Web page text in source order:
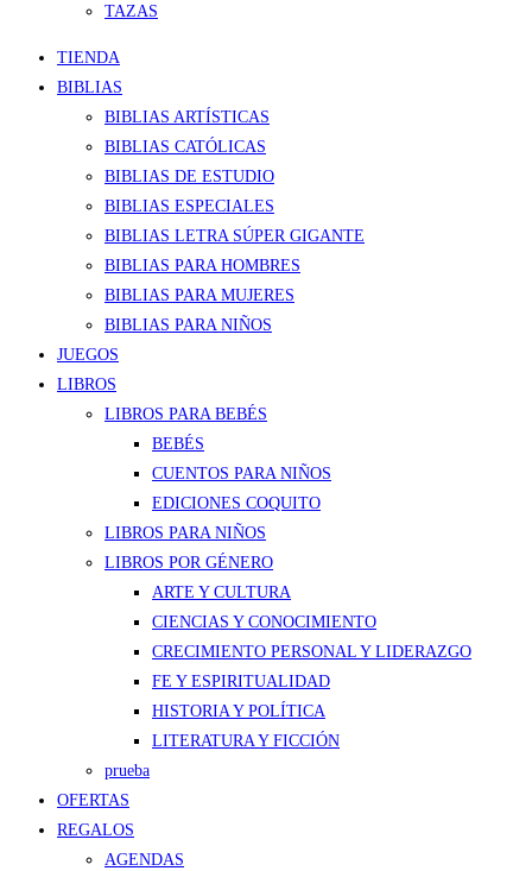
TAZAS
TIENDA
BIBLIAS
BIBLIAS ARTÍSTICAS
BIBLIAS CATÓLICAS
BIBLIAS DE ESTUDIO
BIBLIAS ESPECIALES
BIBLIAS LETRA SÚPER GIGANTE
BIBLIAS PARA HOMBRES
BIBLIAS PARA MUJERES
BIBLIAS PARA NIÑOS
JUEGOS
LIBROS
LIBROS PARA BEBÉS
BEBÉS
CUENTOS PARA NIÑOS
EDICIONES COQUITO
LIBROS PARA NIÑOS
LIBROS POR GÉNERO
ARTE Y CULTURA
CIENCIAS Y CONOCIMIENTO
CRECIMIENTO PERSONAL Y LIDERAZGO
FE Y ESPIRITUALIDAD
HISTORIA Y POLÍTICA
LITERATURA Y FICCIÓN
prueba
OFERTAS
REGALOS
AGENDAS